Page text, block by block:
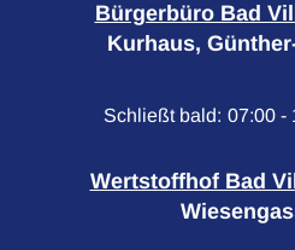
Bürgerbüro Bad
Kurhaus,
Klicken, um weitere
Schließt bald: 07:00 -
Wertstoffhof Bad